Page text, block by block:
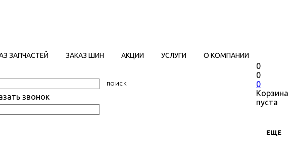
ЗАПЧАСТЕЙ ЗАКАЗ ШИН АКЦИИ УСЛУГИ
О КОМПАНИИ
звонок
0
0
0
Корзина
пуста
ЕЩЕ